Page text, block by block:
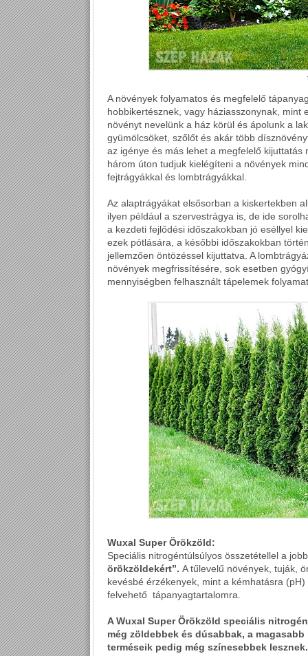
A növények folyamatos és megfelelő
hobbikertésznek, vagy háziasszonynak,
növényt nevelünk a ház körül és ápolunk a
gyümölcsöket, szőlőt és akár több
az igénye és más lehet a megfelelő
három úton tudjuk kielégíteni a növények
fejtrágyákkal és lombtrágyákkal.
Az alaptrágyákat elsősorban a kiskertekben
ilyen például a szervestrágya is, de ide
a kezdeti fejlődési időszakokban jó eséllyel
ezek pótlására, a későbbi időszakokban
jellemzően öntözéssel kijuttatva. A
növények megfrissítésére, sok esetben
mennyiségben felhasznált tápelemek
Wuxal Super Örökzöld:
Speciális nitrogéntúlsúlyos összetétellel a
örökzöldekért”. A tűlevelű növények, tuják,
kevésbé érzékenyek, mint a kémhatásra
felvehető tápanyagtartalomra.
A Wuxal Super Örökzöld speciális
még zöldebbek és dúsabbak, a
terméseik pedig még színesebbek lesznek.